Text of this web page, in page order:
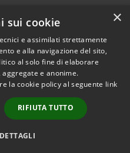
Copyright © 2026 • Comune di
Municipium•
Accesso
redazione
×
sui cookie
e assimilati strettamente
e alla navigazione del sito,
al solo fine di elaborare
e anonime.
la cookie policy al seguente link
RIFIUTA TUTTO